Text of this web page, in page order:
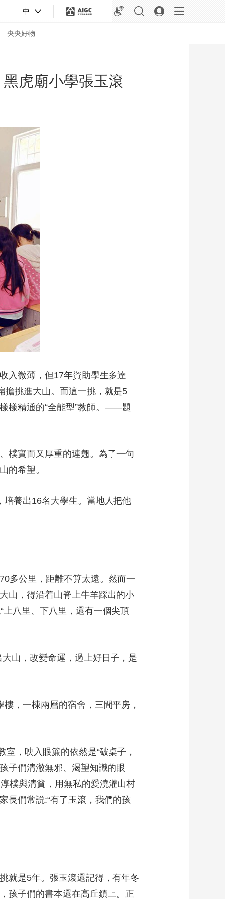
中
央央好物
體育
藝術
時尚 天氣
虎廟小學張玉滾
入微薄，但17年資助學生多達
擔挑進大山。而這一挑，就是5
樣精通的“全能型”教師。——題
樸實而又厚重的連翹。為了一句
山的希望。
養出16名大學生。當地人把他
多公里，距離不算太遠。然而一
山，得沿着山脊上牛羊踩出的小
八里、下八里，還有一個尖頂
山，改變命運，過上好日子，是
，一棟兩層的宿舍，三間平房，
，映入眼簾的依然是“破桌子，
子們清澈無邪、渴望知識的眼
樸與清貧，用無私的愛澆灌山村
長們常説:“有了玉滾，我們的孩
就是5年。張玉滾還記得，有年冬
孩子們的書本還在高丘鎮上。正